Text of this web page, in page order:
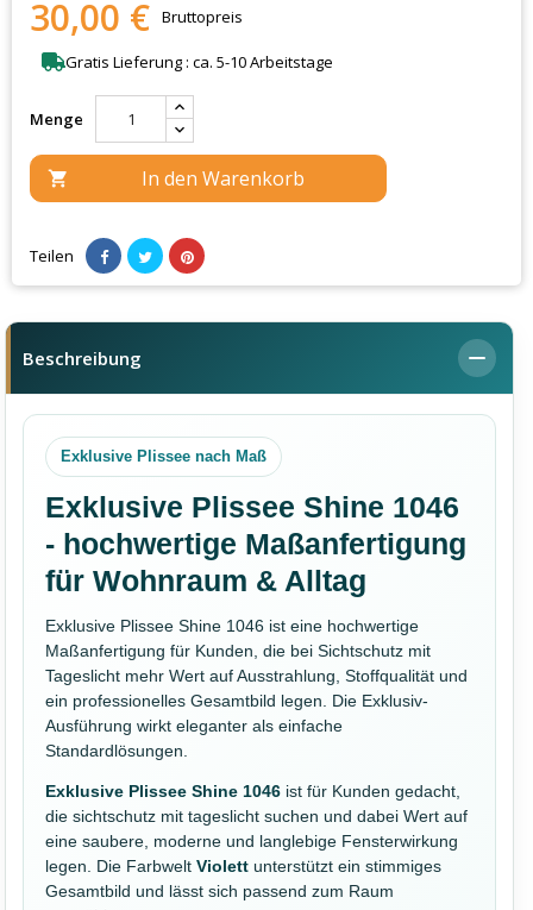
30,00 € Bruttopreis
Gratis Lieferung : ca. 5-10 Arbeitstage
Menge
 In den Warenkorb
Teilen
Beschreibung
Exklusive Plissee nach Maß
Exklusive Plissee Shine 1046
- hochwertige Maßanfertigung
für Wohnraum & Alltag
Exklusive Plissee Shine 1046 ist eine hochwertige
Maßanfertigung für Kunden, die bei Sichtschutz mit
Tageslicht mehr Wert auf Ausstrahlung, Stoffqualität und
ein professionelles Gesamtbild legen. Die Exklusiv-
Ausführung wirkt eleganter als einfache
Standardlösungen.
Exklusive Plissee Shine 1046 ist für Kunden gedacht,
die sichtschutz mit tageslicht suchen und dabei Wert auf
eine saubere, moderne und langlebige Fensterwirkung
legen. Die Farbwelt Violett unterstützt ein stimmiges
Gesamtbild und lässt sich passend zum Raum